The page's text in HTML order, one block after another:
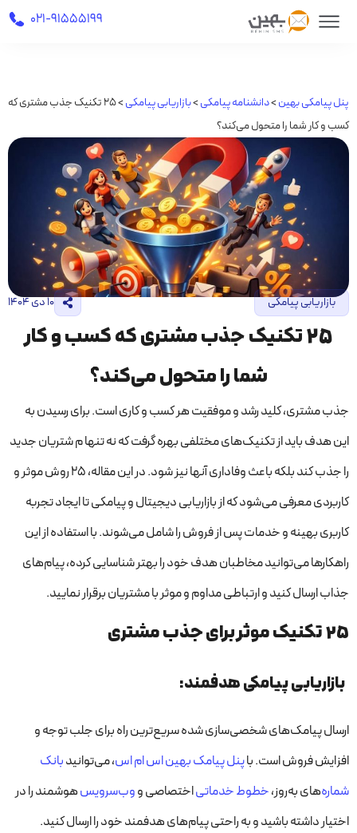
021-91555199
پنل پیامکی بهین>دانشنامه پیامکی>بازاریابی پیامکی>
25 تکنیک جذب مشتری که
کسب و کار شما را متحول می‌کند؟
۱۰ دی ۱۴۰۴ بازاریابی پیامکی
25 تکنیک جذب مشتری که کسب و کار
شما را متحول می‌کند؟
جذب مشتری، کلید رشد و موفقیت هر کسب و کاری است. برای رسیدن به
این هدف باید از تکنیک‌های مختلفی بهره گرفت که نه تنها م شتریان جدید
را جذب کند بلکه باعث وفاداری آنها نیز شود. در این مقاله، 25 روش موثر و
کاربردی معرفی می‌شود که از بازاریابی دیجیتال و پیامکی تا ایجاد تجربه
کاربری بهینه و خدمات پس از فروش را شامل می‌شوند. با استفاده از این
راهکارها می‌توانید مخاطبان هدف خود را بهتر شناسایی کرده، پیام‌های
جذاب ارسال کنید و ارتباطی مداوم و موثر با مشتریان برقرار نمایید.
25 تکنیک موثر برای جذب مشتری
بازاریابی پیامکی هدفمند:
ارسال پیامک‌های شخصی‌سازی شده سریع‌ترین راه برای جلب توجه و
افزایش فروش است. باپنل پیامک بهین اس ام اس، می‌توانیدبانک
شماره‌های به‌روز،خطوط خدماتیاختصاصی ووب‌سرویسهوشمند را در
اختیار داشته باشید و به راحتی پیام‌های هدفمند خود را ارسال کنید.